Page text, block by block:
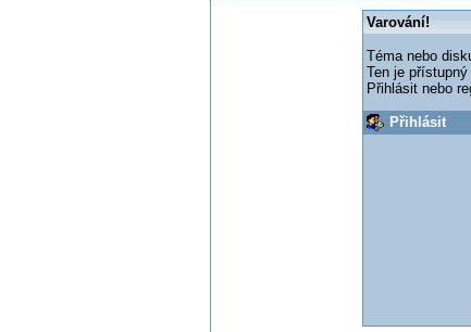
Varování!
Téma nebo
Ten je
Přihlásit nebo
Přihlásit